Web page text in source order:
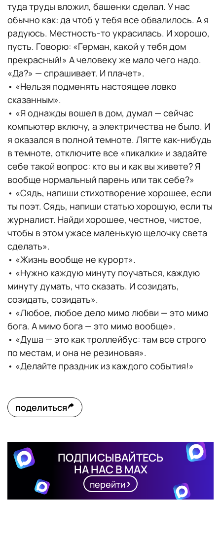
туда труды вложил, башенки сделал. У нас
обычно как: да чтоб у тебя все обвалилось. А я
радуюсь. Местность-то украсилась. И хорошо,
пусть. Говорю: «Герман, какой у тебя дом
прекрасный!» А человеку же мало чего надо.
«Да?» — спрашивает. И плачет».
• «Нельзя подменять настоящее ловко
сказанным».
• «Я однажды вошел в дом, думал — сейчас
компьютер включу, а электричества не было. И
я оказался в полной темноте. Лягте как-нибудь
в темноте, отключите все «пикалки» и задайте
себе такой вопрос: кто вы и как вы живете? Я
вообще нормальный парень или так себе?»
• «Сядь, напиши стихотворение хорошее, если
ты поэт. Сядь, напиши статью хорошую, если ты
журналист. Найди хорошее, честное, чистое,
чтобы в этом ужасе маленькую щелочку света
сделать».
• «Жизнь вообще не курорт».
• «Нужно каждую минуту поучаться, каждую
минуту думать, что сказать. И созидать,
созидать, созидать».
• «Любое, любое дело мимо любви — это мимо
бога. А мимо бога — это мимо вообще».
• «Душа — это как троллейбус: там все строго
по местам, и она не резиновая».
• «Делайте праздник из каждого события!»
поделиться
ПОДПИСЫВАЙТЕСЬ
НА НАС В MAX
перейти